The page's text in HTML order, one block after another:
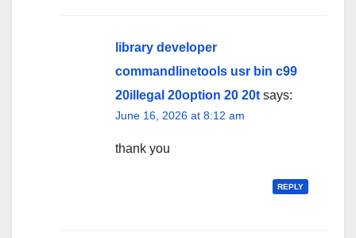
library developer
commandlinetools usr bin c99
20illegal 20option 20 20t says:
June 16, 2026 at 8:12 am
thank you
REPLY